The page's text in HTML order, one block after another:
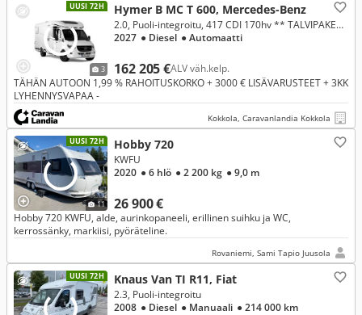
UUSI 72H
3
Hymer B MC T 600, Mercedes-Benz
162 205 €ALV väh.kelp.
2.0, Puoli-integroitu, 417 CDI 170hv ** TALVIPAKETTI, LASKUVUODE, ERILLISVUOTEET, TRUMA DIESEL **
2027 ● Diesel ● Automaatti
TÄHÄN AUTOON 1,99 % RAHOITUSKORKO + 3000 € LISÄVARUSTEET + 3KK
LYHENNYSVAPAA -
Kokkola, Caravanlandia Kokkola
UUSI 72H
11
Hobby 720
26 900 €
KWFU
2020 ● 6 hlö ● 2 200 kg ● 9,0 m
Hobby 720 KWFU, alde, aurinkopaneeli, erillinen suihku ja WC,
kerrossänky, markiisi, pyöräteline.
Rovaniemi, Sami Tapio Juusola
UUSI 72H Knaus Van TI R11, Fiat
2.3, Puoli-integroitu
2008 ● Diesel ● Manuaali ● 214 000 km